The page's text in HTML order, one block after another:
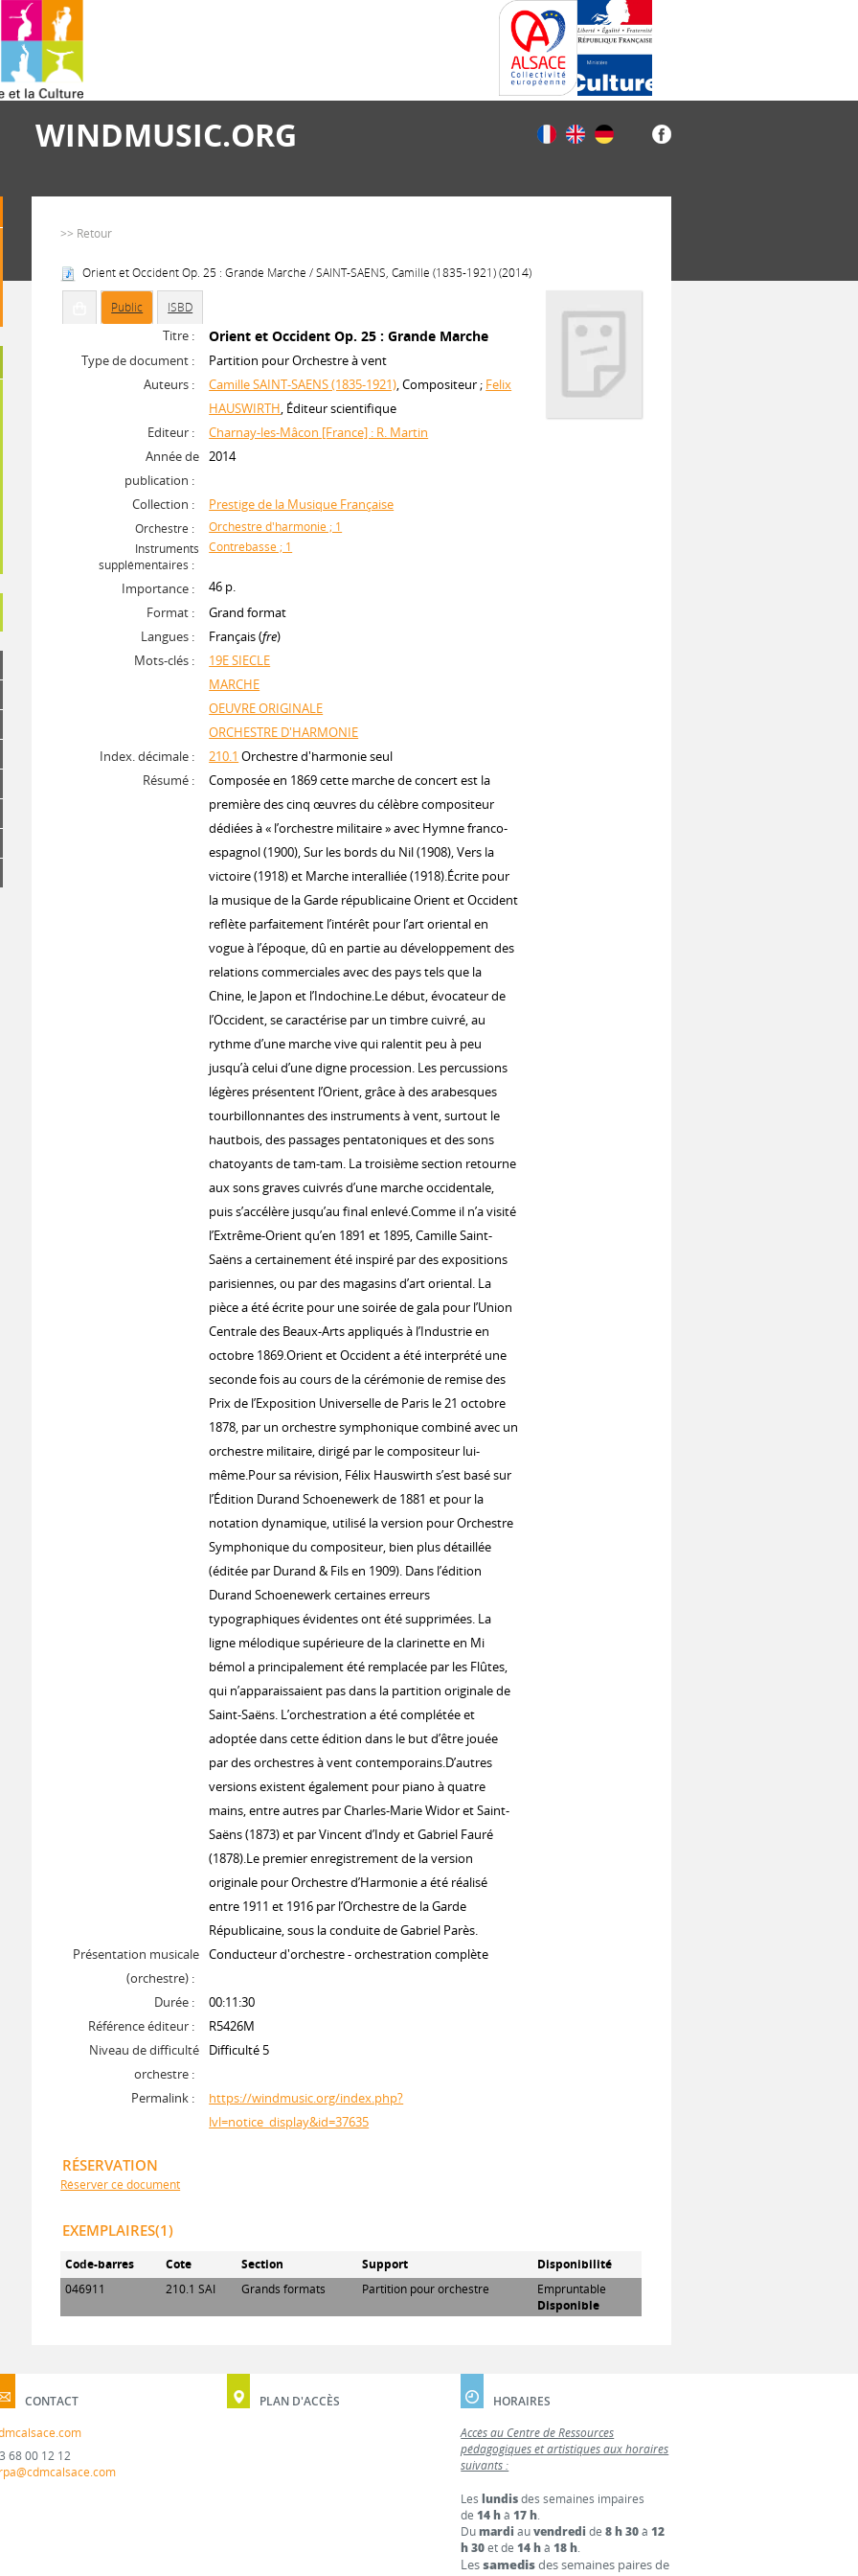
WINDMUSIC.ORG
>> Retour
Orient et Occident Op. 25 : Grande Marche / SAINT-SAENS, Camille (1835-1921) (2014)
Public ISBD
Titre : Orient et Occident Op. 25 : Grande Marche
Type de document :
Partition pour Orchestre à vent
Auteurs :
Camille SAINT-SAENS (1835-1921), Compositeur ; Felix
HAUSWIRTH, Éditeur scientifique
Editeur :
Charnay-les-Mâcon [France] : R. Martin
Année de
publication :
2014
Collection : Prestige de la Musique Française
Orchestre :
Orchestre d'harmonie ; 1
Instruments
supplémentaires :
Contrebasse ; 1
Importance :
46 p.
Format :
Grand format
Langues :
Français (fre)
Mots-clés :
19E SIECLE
MARCHE
OEUVRE ORIGINALE
ORCHESTRE D'HARMONIE
Index. décimale :
210.1 Orchestre d'harmonie seul
Résumé :
Composée en 1869 cette marche de concert est la
première des cinq œuvres du célèbre compositeur
dédiées à « l’orchestre militaire » avec Hymne franco-
espagnol (1900), Sur les bords du Nil (1908), Vers la
victoire (1918) et Marche interalliée (1918).Écrite pour
la musique de la Garde républicaine Orient et Occident
reﬂète parfaitement l’intérêt pour l’art oriental en
vogue à l’époque, dû en partie au développement des
relations commerciales avec des pays tels que la
Chine, le Japon et l’Indochine.Le début, évocateur de
l’Occident, se caractérise par un timbre cuivré, au
rythme d’une marche vive qui ralentit peu à peu
jusqu’à celui d’une digne procession. Les percussions
légères présentent l’Orient, grâce à des arabesques
tourbillonnantes des instruments à vent, surtout le
hautbois, des passages pentatoniques et des sons
chatoyants de tam-tam. La troisième section retourne
aux sons graves cuivrés d’une marche occidentale,
puis s’accélère jusqu’au final enlevé.Comme il n’a visité
l’Extrême-Orient qu’en 1891 et 1895, Camille Saint-
Saëns a certainement été inspiré par des expositions
parisiennes, ou par des magasins d’art oriental. La
pièce a été écrite pour une soirée de gala pour l’Union
Centrale des Beaux-Arts appliqués à l’Industrie en
octobre 1869.Orient et Occident a été interprété une
seconde fois au cours de la cérémonie de remise des
Prix de l’Exposition Universelle de Paris le 21 octobre
1878, par un orchestre symphonique combiné avec un
orchestre militaire, dirigé par le compositeur lui-
même.Pour sa révision, Félix Hauswirth s’est basé sur
l’Édition Durand Schoenewerk de 1881 et pour la
notation dynamique, utilisé la version pour Orchestre
Symphonique du compositeur, bien plus détaillée
(éditée par Durand & Fils en 1909). Dans l’édition
Durand Schoenewerk certaines erreurs
typographiques évidentes ont été supprimées. La
ligne mélodique supérieure de la clarinette en Mi
bémol a principalement été remplacée par les Flûtes,
qui n’apparaissaient pas dans la partition originale de
Saint-Saëns. L’orchestration a été complétée et
adoptée dans cette édition dans le but d’être jouée
par des orchestres à vent contemporains.D’autres
versions existent également pour piano à quatre
mains, entre autres par Charles-Marie Widor et Saint-
Saëns (1873) et par Vincent d’Indy et Gabriel Fauré
(1878).Le premier enregistrement de la version
originale pour Orchestre d’Harmonie a été réalisé
entre 1911 et 1916 par l’Orchestre de la Garde
Républicaine, sous la conduite de Gabriel Parès.
Présentation musicale
(orchestre) :
Conducteur d'orchestre - orchestration complète
Durée :
00:11:30
Référence éditeur :
R5426M
Niveau de difficulté
orchestre :
Difficulté 5
Permalink :
https://windmusic.org/index.php?
lvl=notice_display&id=37635
RÉSERVATION
Réserver ce document
EXEMPLAIRES(1)
Code-barres Cote Section Support
Disponibilité
046911
210.1 SAI Grands formats Partition pour orchestre
Empruntable
Disponible
CONTACT
68 00 12 12
PLAN D'ACCÈS
HORAIRES
Accès au Centre de Ressources
pédagogiques et artistiques aux horaires
suivants :
Leslundisdes semaines impaires
de14 hà17 h.
Dumardi auvendredi de8 h 30à12
h 30et de14 hà18 h.
Lessamedisdes semaines paires de